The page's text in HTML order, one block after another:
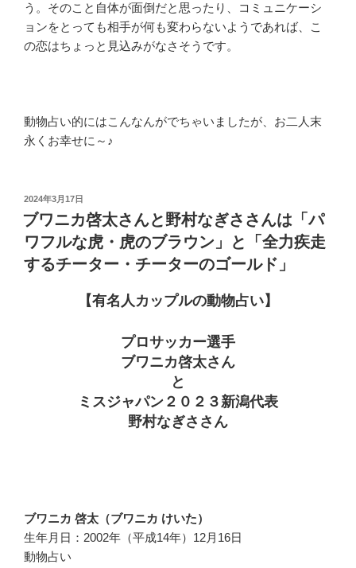
う。そのこと自体が面倒だと思ったり、コミュニケーシ
ョンをとっても相手が何も変わらないようであれば、こ
の恋はちょっと見込みがなさそうです。
動物占い的にはこんなんがでちゃいましたが、お二人末
永くお幸せに～♪
投
稿
日:
2024年3月17日
ブワニカ啓太さんと野村なぎささんは「パ
ワフルな虎・虎のブラウン」と「全力疾走
するチーター・チーターのゴールド」
【有名人カップルの動物占い】
プロサッカー選手
ブワニカ啓太さん
と
ミスジャパン２０２３新潟代表
野村なぎささん
ブワニカ 啓太（ブワニカ けいた）
生年月日：2002年（平成14年）12月16日
動物占い